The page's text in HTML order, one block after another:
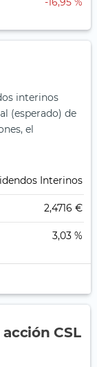
interinos
(esperado) de
el
Interinos
2,4716 €
3,03 %
CSL